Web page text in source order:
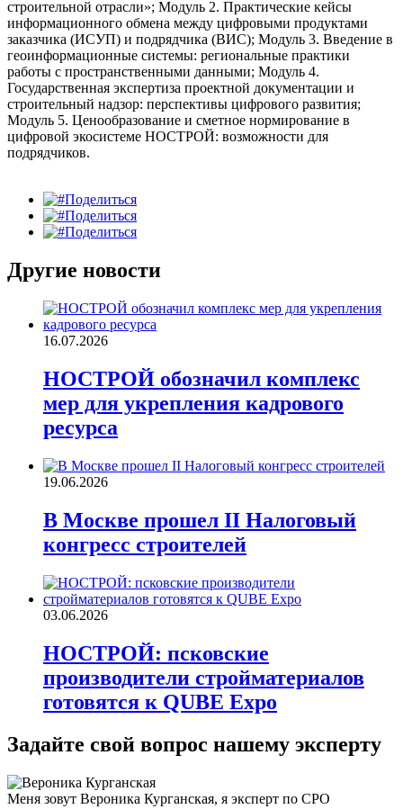
строительной отрасли»; Модуль 2. Практические кейсы
информационного обмена между цифровыми продуктами
заказчика (ИСУП) и подрядчика (ВИС); Модуль 3. Введение в
геоинформационные системы: региональные практики
работы с пространственными данными; Модуль 4.
Государственная экспертиза проектной документации и
строительный надзор: перспективы цифрового развития;
Модуль 5. Ценообразование и сметное нормирование в
цифровой экосистеме НОСТРОЙ: возможности для
подрядчиков.
Поделиться
Поделиться
Поделиться
Другие новости
16.07.2026
НОСТРОЙ обозначил комплекс
мер для укрепления кадрового
ресурса
19.06.2026
В Москве прошел II Налоговый
конгресс строителей
03.06.2026
НОСТРОЙ: псковские
производители стройматериалов
готовятся к QUBE Expo
Задайте свой вопрос нашему эксперту
Меня зовут Вероника Курганская, я эксперт по СРО